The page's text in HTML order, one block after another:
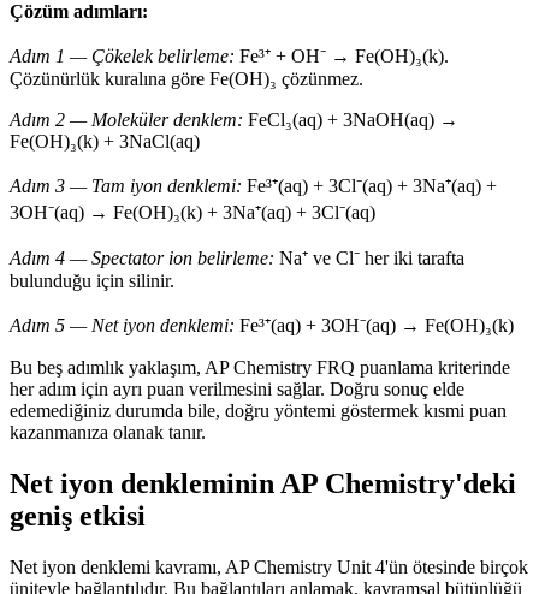
Çözüm adımları:
Adım 1 — Çökelek belirleme: Fe³⁺ + OH⁻ → Fe(OH)₃(k).
Çözünürlük kuralına göre Fe(OH)₃ çözünmez.
Adım 2 — Moleküler denklem: FeCl₃(aq) + 3NaOH(aq) →
Fe(OH)₃(k) + 3NaCl(aq)
Adım 3 — Tam iyon denklemi: Fe³⁺(aq) + 3Cl⁻(aq) + 3Na⁺(aq) +
3OH⁻(aq) → Fe(OH)₃(k) + 3Na⁺(aq) + 3Cl⁻(aq)
Adım 4 — Spectator ion belirleme: Na⁺ ve Cl⁻ her iki tarafta
bulunduğu için silinir.
Adım 5 — Net iyon denklemi: Fe³⁺(aq) + 3OH⁻(aq) → Fe(OH)₃(k)
Bu beş adımlık yaklaşım, AP Chemistry FRQ puanlama kriterinde
her adım için ayrı puan verilmesini sağlar. Doğru sonuç elde
edemediğiniz durumda bile, doğru yöntemi göstermek kısmi puan
kazanmanıza olanak tanır.
Net iyon denkleminin AP Chemistry'deki
geniş etkisi
Net iyon denklemi kavramı, AP Chemistry Unit 4'ün ötesinde birçok
üniteyle bağlantılıdır. Bu bağlantıları anlamak, kavramsal bütünlüğü